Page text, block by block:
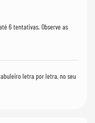
6 tentativas. Observe as
letra por letra, no seu